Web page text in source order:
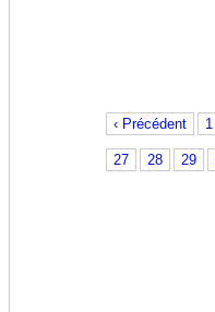
‹ Précédent 1
27 28 29